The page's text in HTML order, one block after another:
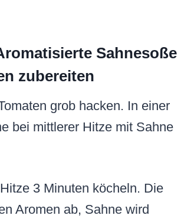
Sahnesoße
zubereiten
grob hacken. In einer
bei mittlerer Hitze mit Sahne
3 Minuten köcheln. Die
Aromen ab, Sahne wird